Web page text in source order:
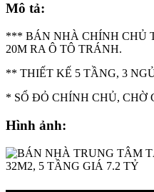
Mô tả:
*** BÁN NHÀ CHÍNH CHỦ
20M RA Ô TÔ TRÁNH.
** THIẾT KẾ 5 TẦNG, 3
* SỔ ĐỎ CHÍNH CHỦ, CHỜ
Hình ảnh: